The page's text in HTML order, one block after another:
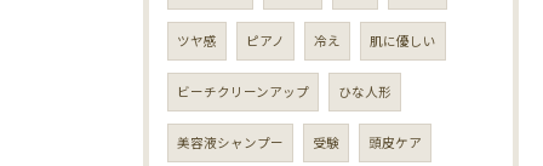
ツヤ感 ピアノ 冷え 肌に優しい
ビーチクリーンアップ ひな人形
美容液シャンプー 受験 頭皮ケア